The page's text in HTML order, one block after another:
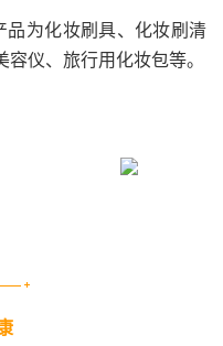
品为化妆刷具、化妆刷清
仪、旅行用化妆包等。